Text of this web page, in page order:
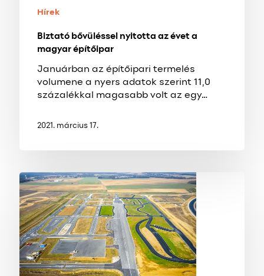
Hírek
Biztató bővüléssel nyitotta az évet a
magyar építőipar
Januárban az építőipari termelés
volumene a nyers adatok szerint 11,0
százalékkal magasabb volt az egy…
2021. március 17.
ZalaZONE:
a
mélyépítés
tervezés
minden
szakága
felsorakozott
a